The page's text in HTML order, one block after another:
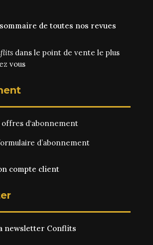
de toutes nos revues
dans le point de vente le plus
vous
offres d‘abonnement
d’abonnement
compte client
newsletter Conflits